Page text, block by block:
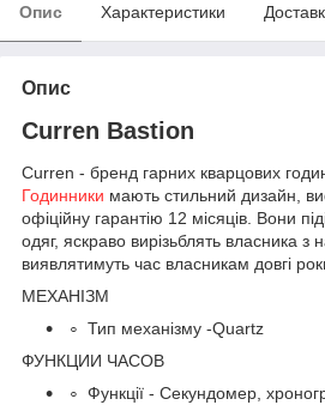
Опис Характеристики
Опис
Curren Bastion
Curren - бренд гарних кварцових
Годинники мають стильний дизайн,
офіційну гарантію 12 місяців. Вони
одяг, яскраво вирізьблять власника з
виявлятимуть час власникам довгі
МЕХАНІЗМ
Тип механізму -Quartz
ФУНКЦИИ ЧАСОВ
Функції - Секундомер,